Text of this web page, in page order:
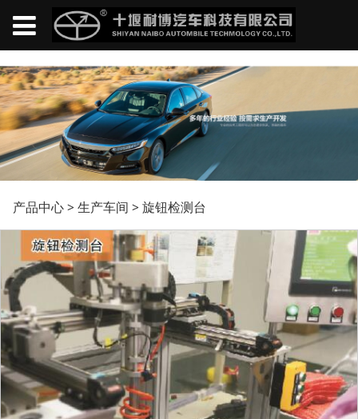
旋钮检测台
产品中心>生产车间 >旋钮检测台